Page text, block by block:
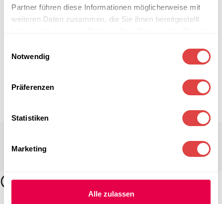
Partner führen diese Informationen möglicherweise mit
weiteren Daten zusammen, die Sie ihnen bereitgestellt
Notwendig
Präferenzen
Statistiken
Marketing
Alle zulassen